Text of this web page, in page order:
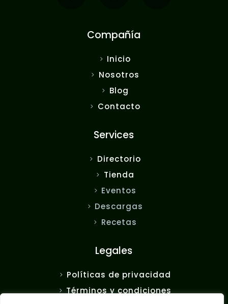
Compañía
Inicio
Nosotros
Blog
Contacto
Services
Directorio
Tienda
Eventos
Descargas
Recetas
Legales
Políticas de privacidad
Términos y condiciones